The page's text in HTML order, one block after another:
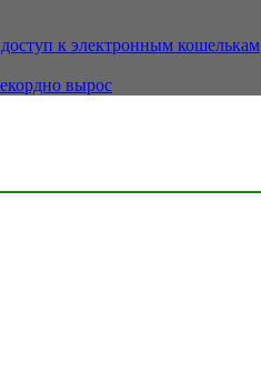
к электронным кошелькам
вырос